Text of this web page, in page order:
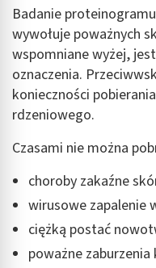
Badanie
wywołuje poważnych
wspomniane wyżej,
oznaczenia.
konieczności
rdzeniowego.
Czasami nie można
choroby zakaźne
wirusowe zapalenie
ciężką postać
poważne